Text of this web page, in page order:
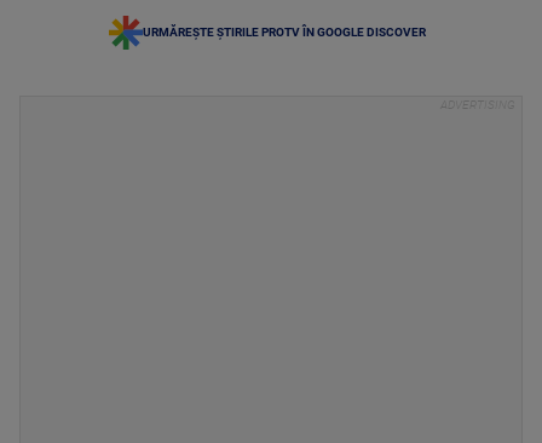
URMĂREȘTE ȘTIRILE PROTV ÎN GOOGLE DISCOVER